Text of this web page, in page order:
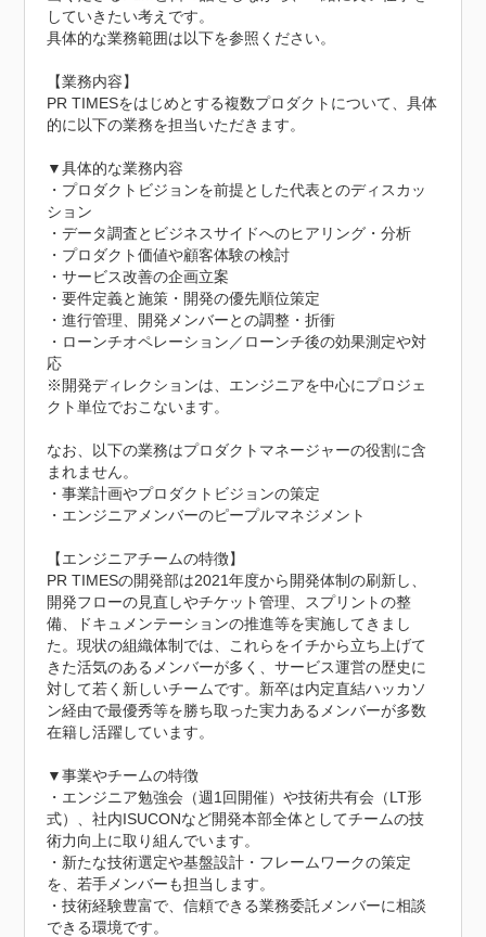
していきたい考えです。
具体的な業務範囲は以下を参照ください。
【業務内容】
PR TIMESをはじめとする複数プロダクトについて、具体
的に以下の業務を担当いただきます。
▼具体的な業務内容
・プロダクトビジョンを前提とした代表とのディスカッ
ション
・データ調査とビジネスサイドへのヒアリング・分析
・プロダクト価値や顧客体験の検討
・サービス改善の企画立案
・要件定義と施策・開発の優先順位策定
・進行管理、開発メンバーとの調整・折衝
・ローンチオペレーション／ローンチ後の効果測定や対
応
※開発ディレクションは、エンジニアを中心にプロジェ
クト単位でおこないます。
なお、以下の業務はプロダクトマネージャーの役割に含
まれません。
・事業計画やプロダクトビジョンの策定
・エンジニアメンバーのピープルマネジメント
【エンジニアチームの特徴】
PR TIMESの開発部は2021年度から開発体制の刷新し、
開発フローの見直しやチケット管理、スプリントの整
備、ドキュメンテーションの推進等を実施してきまし
た。現状の組織体制では、これらをイチから立ち上げて
きた活気のあるメンバーが多く、サービス運営の歴史に
対して若く新しいチームです。新卒は内定直結ハッカソ
ン経由で最優秀等を勝ち取った実力あるメンバーが多数
在籍し活躍しています。
▼事業やチームの特徴
・エンジニア勉強会（週1回開催）や技術共有会（LT形
式）、社内ISUCONなど開発本部全体としてチームの技
術力向上に取り組んでいます。
・新たな技術選定や基盤設計・フレームワークの策定
を、若手メンバーも担当します。
・技術経験豊富で、信頼できる業務委託メンバーに相談
できる環境です。